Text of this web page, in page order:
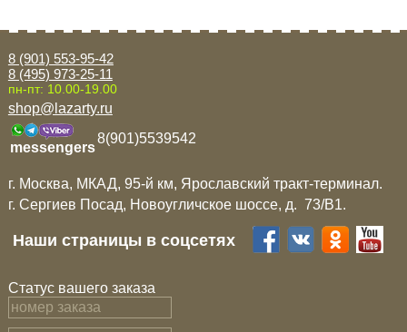
8 (901) 553-95-42
8 (495) 973-25-11
пн-пт: 10.00-19.00
shop@lazarty.ru
messengers
8(901)5539542
г. Москва, МКАД, 95-й км, Ярославский тракт-терминал.
г. Сергиев Посад, Новоугличское шоссе, д. 73/B1.
Наши страницы в соцсетях
Статус вашего заказа